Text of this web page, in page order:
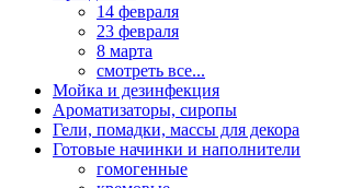
14 февраля
23 февраля
8 марта
смотреть все...
Мойка и дезинфекция
Ароматизаторы, сиропы
Гели, помадки, массы для декора
Готовые начинки и наполнители
гомогенные